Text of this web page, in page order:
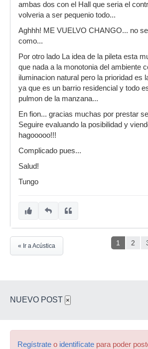
ambas dos con el Hall que seria el
volveria a ser pequenio todo...
Aghhh! ME VUELVO CHANGO... no
como...
Por otro lado La idea de la pileta esta
que nada a la monotonia del ambiente
iluminacion natural pero la prioridad es
ya que es un barrio residencial y todo
pulmon de la manzana...
En fion... gracias muchas por prestar
Seguire evaluando la posibilidad y
hagooooo!!!
Complicado pues...
Salud!
Tungo
1 2
« Ir a Acústica
NUEVO POST ×
Regístrate o identifícate para poder